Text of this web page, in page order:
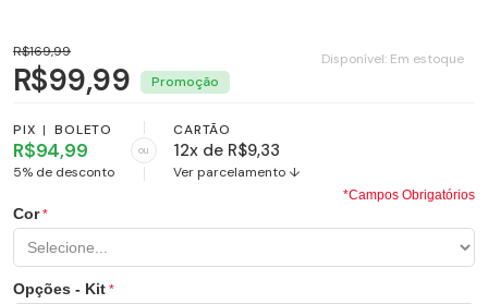
Disponível: Em estoque
R$169,99
R$99,99
PIX | BOLETO
R$94,99
5% de desconto
ou
CARTÃO
12x de R$9,33
Ver parcelamento ↓
Cor
Opções - Kit
*Campos Obrigatórios